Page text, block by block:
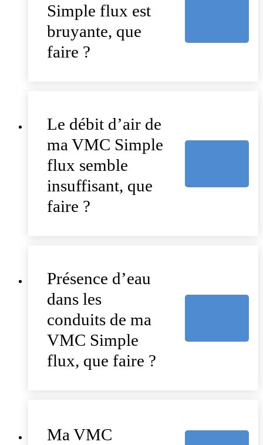
Simple flux est
bruyante, que
faire ?
Le débit d’air de
ma VMC Simple
flux semble
insuffisant, que
faire ?
Présence d’eau
dans les
conduits de ma
VMC Simple
flux, que faire ?
Ma VMC